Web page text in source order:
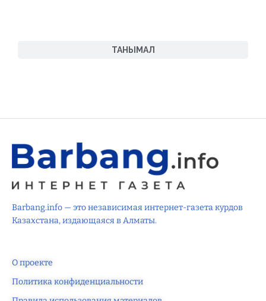
ТАНЫМАЛ
Barbang.info — это независимая интернет-газета курдов
Казахстана, издающаяся в Алматы.
О проекте
Политика конфиденциальности